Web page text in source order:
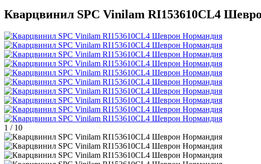
Кварцвинил SPC Vinilam RI153610CL4
1 / 10